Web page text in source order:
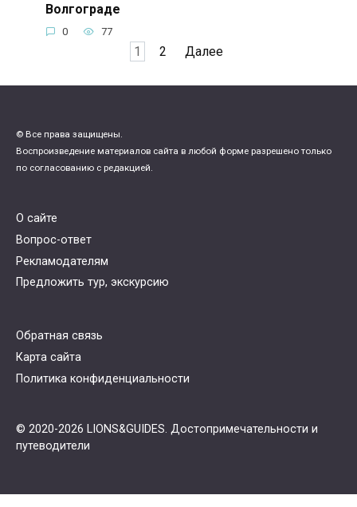
Волгограде
0 77
1 2 Далее
© Все права защищены.
Воспроизведение материалов сайта в любой форме разрешено только
по согласованию с редакцией.
О сайте
Вопрос-ответ
Рекламодателям
Предложить тур, экскурсию
Обратная связь
Карта сайта
Политика конфиденциальности
© 2020-2026 LIONS&GUIDES. Достопримечательности и
путеводители